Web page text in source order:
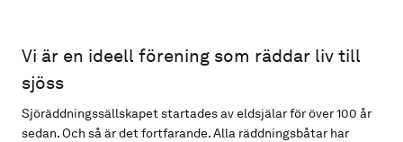
Vi är en ideell förening som räddar liv till
sjöss
Sjöräddningssällskapet startades av eldsjälar för över 100 år
sedan. Och så är det fortfarande. Alla räddningsbåtar har